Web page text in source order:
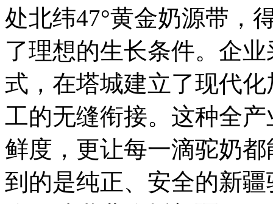
处北纬47°黄金奶源带，
了理想的生长条件。企
式，在塔城建立了现代
工的无缝衔接。这种全
鲜度，更让每一滴驼奶
到的是纯正、安全的新疆